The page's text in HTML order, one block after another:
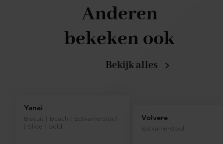
Yanai
Biscuit | Beach | Eetkamerstoel
| Slide | Gold
Volvere
Eetkamerstoel
Anderen
bekeken ook
Bekijk alles